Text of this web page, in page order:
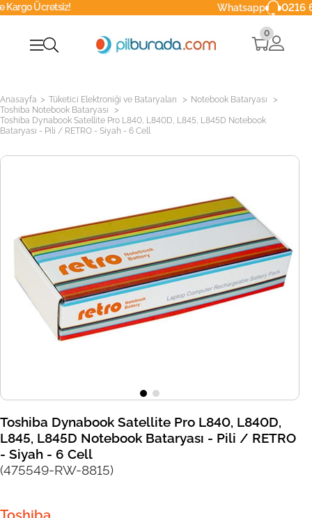
Whatsapp 0216 629 90 40
0
Anasayfa > Tüketici Elektroniği ve Bataryaları > Notebook Bataryası >
Toshiba Notebook Bataryası >
Toshiba Dynabook Satellite Pro L840, L840D, L845, L845D Notebook
Bataryası - Pili / RETRO - Siyah - 6 Cell
Toshiba Dynabook Satellite Pro L840, L840D,
L845, L845D Notebook Bataryası - Pili / RETRO
- Siyah - 6 Cell
(475549-RW-8815)